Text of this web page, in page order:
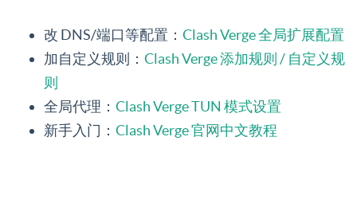
改 DNS/端口等配置： Clash Verge 全局扩展配置
加自定义规则： Clash Verge 添加规则 / 自定义规
则
全局代理： Clash Verge TUN 模式设置
新手入门： Clash Verge 官网中文教程